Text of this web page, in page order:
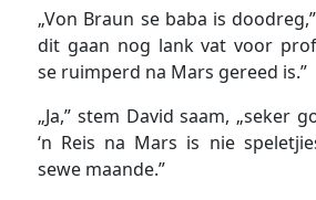
„Von Braun se baba is
dit gaan nog lank vat voor
se ruimperd na Mars gereed is.”
„Ja,” stem David saam, „seker
‘n Reis na Mars is nie
sewe maande.”